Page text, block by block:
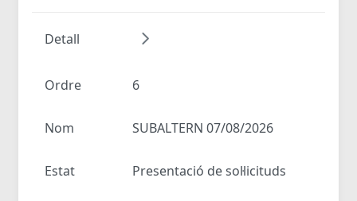
Detall
Ordre 6
Nom SUBALTERN 07/08/2026
Estat Presentació de sol·licituds